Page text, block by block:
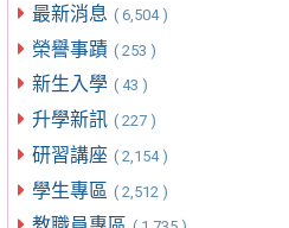
最新消息 ( 6,504 )
榮譽事蹟 ( 253 )
新生入學 ( 43 )
升學新訊 ( 227 )
研習講座 ( 2,154 )
學生專區 ( 2,512 )